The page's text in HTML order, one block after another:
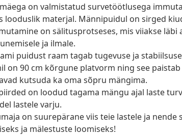
on valmistatud survetöötlusega
looduslik materjal. Männipuidul on sirged
on sälitusprotseses, mis viiakse läbi
ja ilmale.
puidust raam tagab tugevuse ja
on 90 cm kõrgune platvorm ning see
kutsuda ka oma sõpru mängima.
on loodud tagama mängu ajal laste
lastele varju.
on suurepärane viis teie lastele ja nende
ja mälestuste loomiseks!